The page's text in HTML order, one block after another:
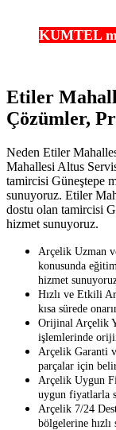
KUMTEL
Etiler
Çözümler,
Neden Etiler
Mahallesi Altus
tamircisi Güneştepe
sunuyoruz. Etiler
dostu olan tamircisi
hizmet sunuyoruz.
Arçelik Uzman
konusunda
hizmet
Hızlı ve Etkili
kısa sürede
Orijinal Arçelik
işlemlerinde
Arçelik Garanti
parçalar için
Arçelik Uygun
uygun fiyatlarla
Arçelik 7/24
bölgelerine hızlı